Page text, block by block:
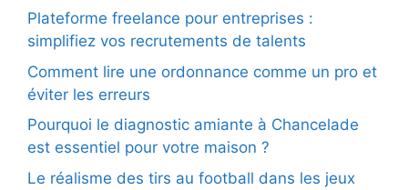
Plateforme freelance pour entreprises :
simplifiez vos recrutements de talents
Comment lire une ordonnance comme un pro et
éviter les erreurs
Pourquoi le diagnostic amiante à Chancelade
est essentiel pour votre maison ?
Le réalisme des tirs au football dans les jeux